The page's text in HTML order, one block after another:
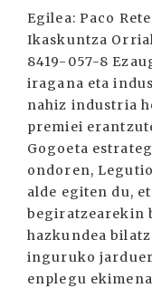
Egilea: Paco
Ikaskuntza
8419-057-8
iragana eta
nahiz industria
premiei
Gogoeta
ondoren,
alde egiten du,
begiratzearekin
hazkundea
inguruko
enplegu